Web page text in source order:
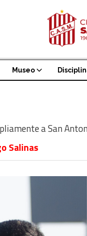
Museo
a San
Salinas